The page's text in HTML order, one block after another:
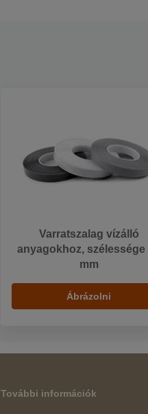
Varratszalag vízálló
anyagokhoz, szélessége
mm
Ábrázolni
További információk